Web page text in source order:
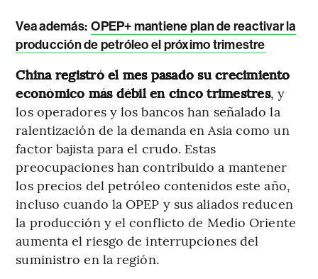
Vea además: OPEP+ mantiene plan de reactivar la
producción de petróleo el próximo trimestre
China registró el mes pasado su crecimiento
económico más débil en cinco trimestres, y
los operadores y los bancos han señalado la
ralentización de la demanda en Asia como un
factor bajista para el crudo. Estas
preocupaciones han contribuido a mantener
los precios del petróleo contenidos este año,
incluso cuando la OPEP y sus aliados reducen
la producción y el conflicto de Medio Oriente
aumenta el riesgo de interrupciones del
suministro en la región.